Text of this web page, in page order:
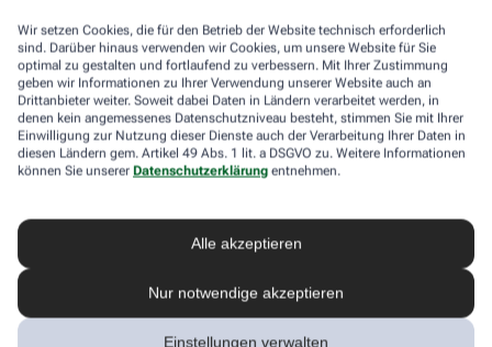
Wir setzen Cookies, die für den Betrieb der Website technisch erforderlich
sind. Darüber hinaus verwenden wir Cookies, um unsere Website für Sie
optimal zu gestalten und fortlaufend zu verbessern. Mit Ihrer Zustimmung
geben wir Informationen zu Ihrer Verwendung unserer Website auch an
Drittanbieter weiter. Soweit dabei Daten in Ländern verarbeitet werden, in
denen kein angemessenes Datenschutzniveau besteht, stimmen Sie mit Ihrer
Einwilligung zur Nutzung dieser Dienste auch der Verarbeitung Ihrer Daten in
diesen Ländern gem. Artikel 49 Abs. 1 lit. a DSGVO zu. Weitere Informationen
können Sie unserer Datenschutzerklärung entnehmen.
Alle akzeptieren
Nur notwendige akzeptieren
Einstellungen verwalten